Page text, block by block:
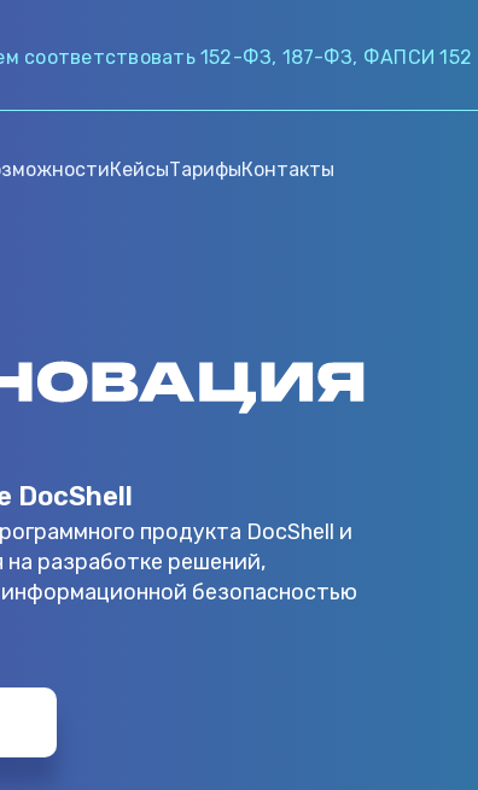
соответствовать 152-ФЗ, 187-ФЗ, ФАПСИ 152
КейсыТарифыКонтакты
DocShell
продукта DocShell и
разработке решений,
безопасностью